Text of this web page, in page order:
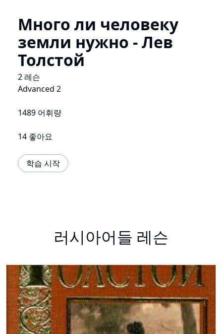
Много ли человеку
земли нужно - Лев
Толстой
2 레슨
Advanced 2
1489 어휘량
14 좋아요
학습 시작
러시아어들 레슨